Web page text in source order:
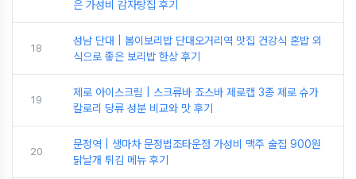
은 가성비 감자탕집 후기
18
성남 단대 | 봄이보리밥 단대오거리역 맛집 건강식 혼밥 외
식으로 좋은 보리밥 한상 후기
19
제로 아이스크림 | 스크류바 죠스바 제로캡 3종 제로 슈가
칼로리 당류 성분 비교와 맛 후기
20
문정역 | 생마차 문정법조타운점 가성비 맥주 술집 900원
닭날개 튀김 메뉴 후기